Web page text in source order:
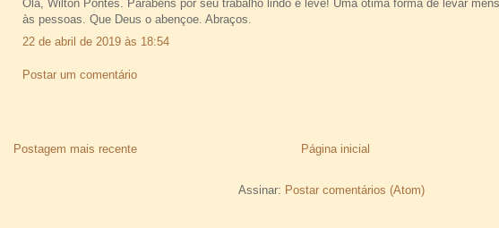
Olá, Wilton Pontes. Parabéns por seu trabalho lindo e leve! Uma ótima forma de levar
às pessoas. Que Deus o abençoe. Abraços.
22 de abril de 2019 às 18:54
Postar um comentário
Postagem mais recente Página inicial
Assinar: Postar comentários (Atom)